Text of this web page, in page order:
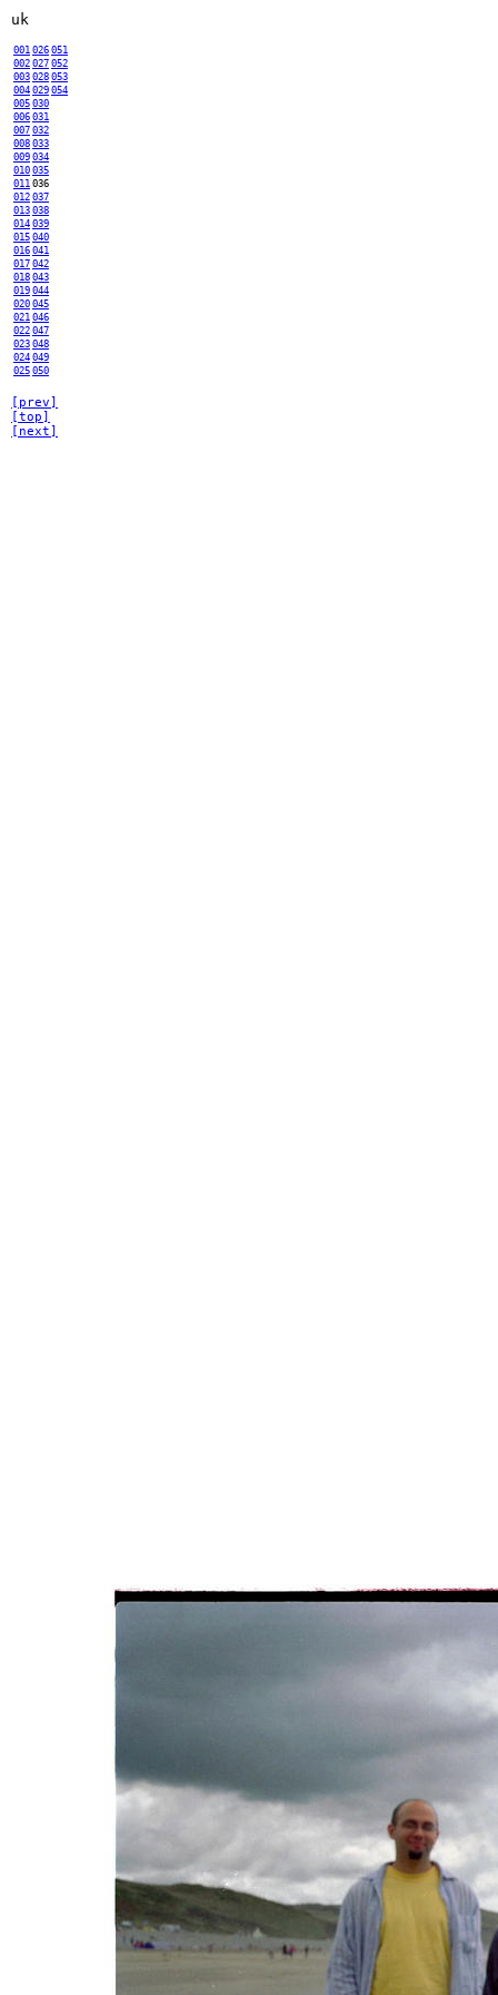
uk
001 026 051
002 027 052
003 028 053
004 029 054
005 030
006 031
007 032
008 033
009 034
010 035
011 036
012 037
013 038
014 039
015 040
016 041
017 042
018 043
019 044
020 045
021 046
022 047
023 048
024 049
025 050
[prev]
[top]
[next]